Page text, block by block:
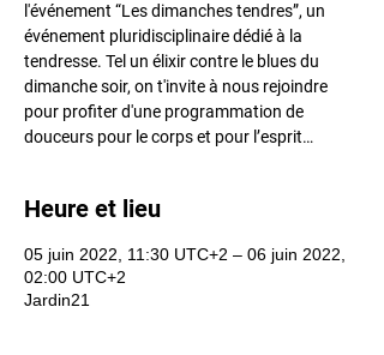
l'événement “Les dimanches tendres”, un
événement pluridisciplinaire dédié à la
tendresse. Tel un élixir contre le blues du
dimanche soir, on t'invite à nous rejoindre
pour profiter d'une programmation de
douceurs pour le corps et pour l’esprit…
Heure et lieu
05 juin 2022, 11:30 UTC+2 – 06 juin 2022,
02:00 UTC+2
Jardin21